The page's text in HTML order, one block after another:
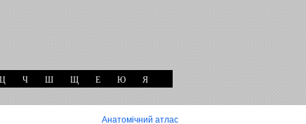
Ц Ч Ш Щ Е Ю Я
Анатомічний атлас